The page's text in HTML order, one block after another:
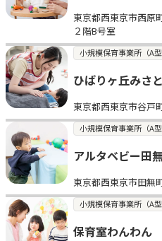
東京都西東京市西原
２階B号室
小規模保育事業所（A型
ひばりヶ丘みさ
東京都西東京市谷戸
小規模保育事業所（A型
アルタベビー田
東京都西東京市田無
小規模保育事業所（A型
保育室わんわん